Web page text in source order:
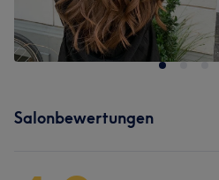
Salonbewertungen